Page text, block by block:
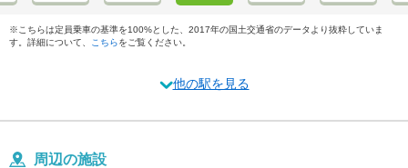
※こちらは定員乗車の基準を100%とした、2017年の国土交通省のデータより抜粋していま
す。詳細について、
こちらをご覧ください。
他の駅を見る
周辺の施設